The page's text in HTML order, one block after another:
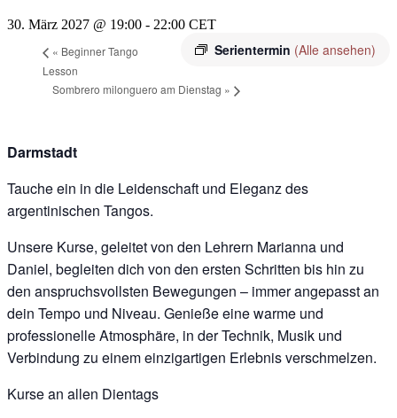
30. März 2027 @ 19:00 - 22:00 CET
Serientermin (Alle ansehen)
« Beginner Tango
Lesson
Sombrero milonguero am Dienstag »
Darmstadt
Tauche ein in die Leidenschaft und Eleganz des
argentinischen Tangos.
Unsere Kurse, geleitet von den Lehrern Marianna und
Daniel, begleiten dich von den ersten Schritten bis hin zu
den anspruchsvollsten Bewegungen – immer angepasst an
dein Tempo und Niveau. Genieße eine warme und
professionelle Atmosphäre, in der Technik, Musik und
Verbindung zu einem einzigartigen Erlebnis verschmelzen.
Kurse an allen Dientags